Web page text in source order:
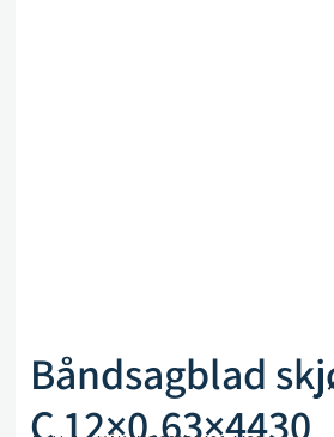
Båndsagblad
C 12×0,63×4430